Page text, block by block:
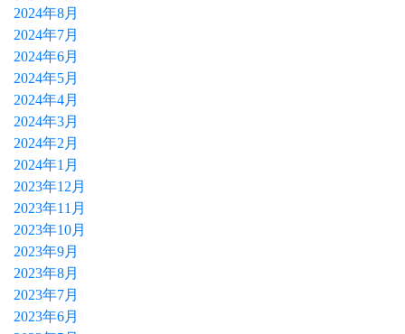
2024年8月
2024年7月
2024年6月
2024年5月
2024年4月
2024年3月
2024年2月
2024年1月
2023年12月
2023年11月
2023年10月
2023年9月
2023年8月
2023年7月
2023年6月